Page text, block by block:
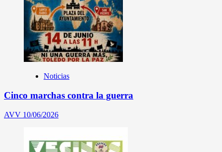
Noticias
Cinco marchas contra la guerra
AVV 10/06/2026